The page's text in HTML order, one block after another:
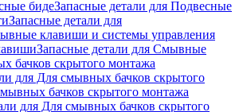
бидеЗапасные детали для Подвесные
Запасные детали для
клавиши и системы управления
Запасные детали для Смывные
бачков скрытого монтажа
для Для смывных бачков скрытого
бачков скрытого монтажа
для Для смывных бачков скрытого